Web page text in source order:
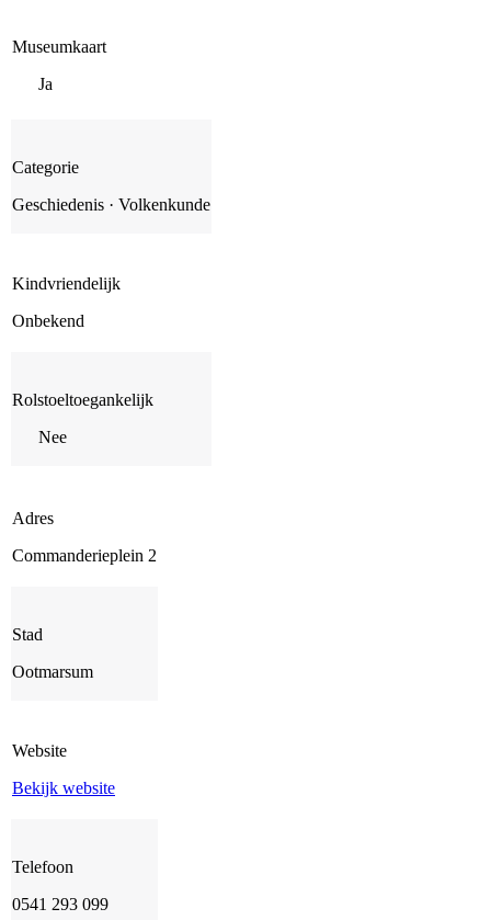
Museumkaart
Ja
Categorie
Geschiedenis · Volkenkunde
Kindvriendelijk
Onbekend
Rolstoeltoegankelijk
Nee
Adres
Commanderieplein 2
Stad
Ootmarsum
Website
Bekijk website
Telefoon
0541 293 099